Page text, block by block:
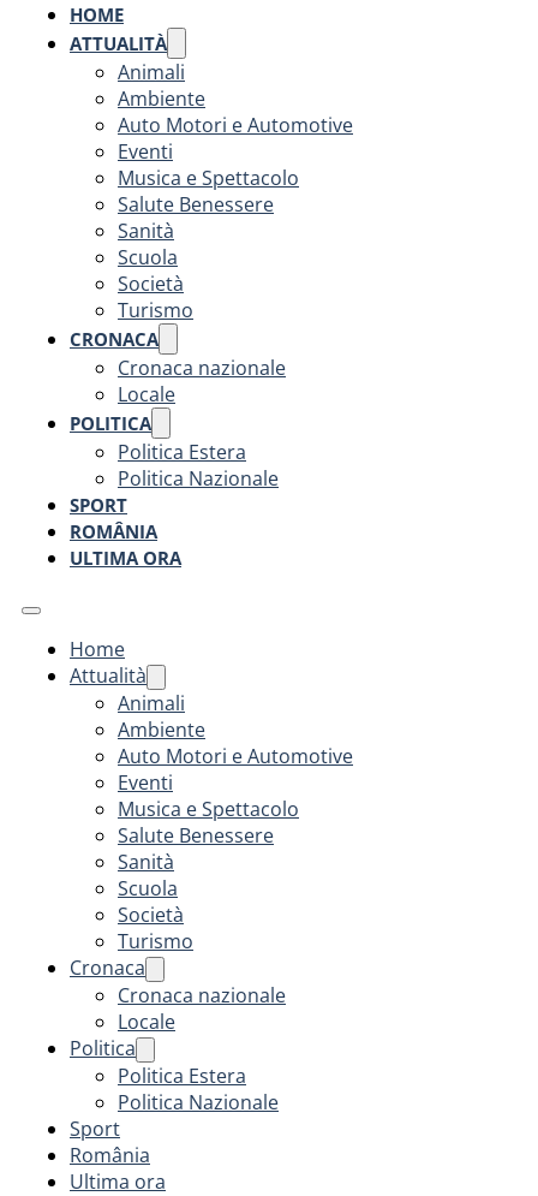
HOME
ATTUALITÀ
Animali
Ambiente
Auto Motori e Automotive
Eventi
Musica e Spettacolo
Salute Benessere
Sanità
Scuola
Società
Turismo
CRONACA
Cronaca nazionale
Locale
POLITICA
Politica Estera
Politica Nazionale
SPORT
ROMÂNIA
ULTIMA ORA
Home
Attualità
Animali
Ambiente
Auto Motori e Automotive
Eventi
Musica e Spettacolo
Salute Benessere
Sanità
Scuola
Società
Turismo
Cronaca
Cronaca nazionale
Locale
Politica
Politica Estera
Politica Nazionale
Sport
România
Ultima ora